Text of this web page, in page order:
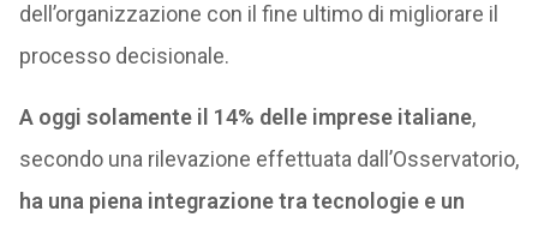
dell’organizzazione con il fine ultimo di migliorare il
processo decisionale.
A oggi solamente il 14% delle imprese italiane,
secondo una rilevazione effettuata dall’Osservatorio,
ha una piena integrazione tra tecnologie e un